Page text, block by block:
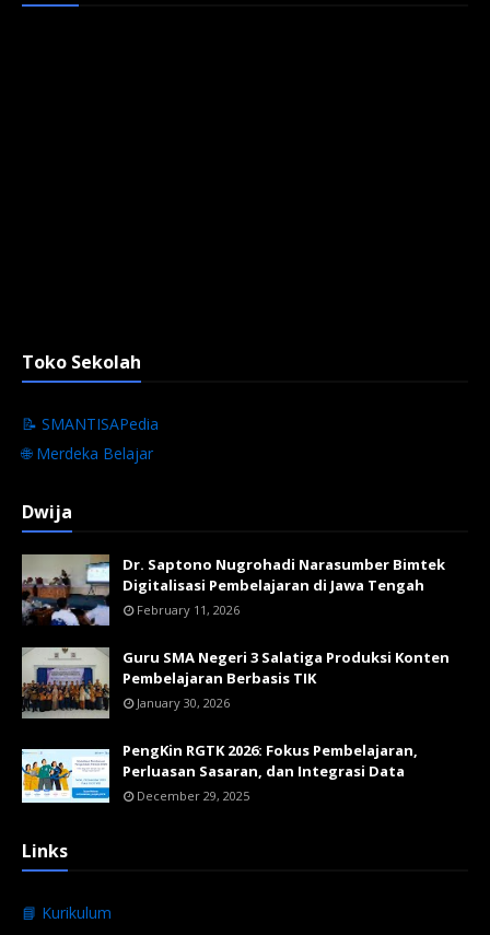
Toko Sekolah
📝 SMANTISAPedia
🌐 Merdeka Belajar
Dwija
Dr. Saptono Nugrohadi Narasumber Bimtek
Digitalisasi Pembelajaran di Jawa Tengah
February 11, 2026
Guru SMA Negeri 3 Salatiga Produksi Konten
Pembelajaran Berbasis TIK
January 30, 2026
PengKin RGTK 2026: Fokus Pembelajaran,
Perluasan Sasaran, dan Integrasi Data
December 29, 2025
Links
📘 Kurikulum